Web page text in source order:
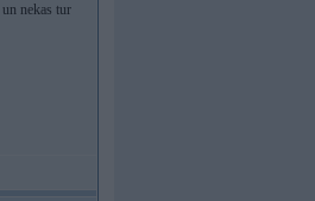
nekas tur